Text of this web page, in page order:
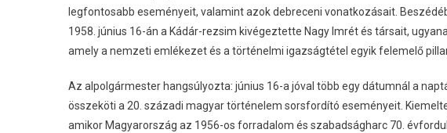
legfontosabb eseményeit, valamint azok debreceni vonatkozásait.
1958. június 16-án a Kádár-rezsim kivégeztette Nagy Imrét és társait,
amely a nemzeti emlékezet és a történelmi igazságtétel egyik felemelő
Az alpolgármester hangsúlyozta: június 16-a jóval több egy dátumnál a
összeköti a 20. századi magyar történelem sorsfordító eseményeit.
amikor Magyarország az 1956-os forradalom és szabadságharc 70.